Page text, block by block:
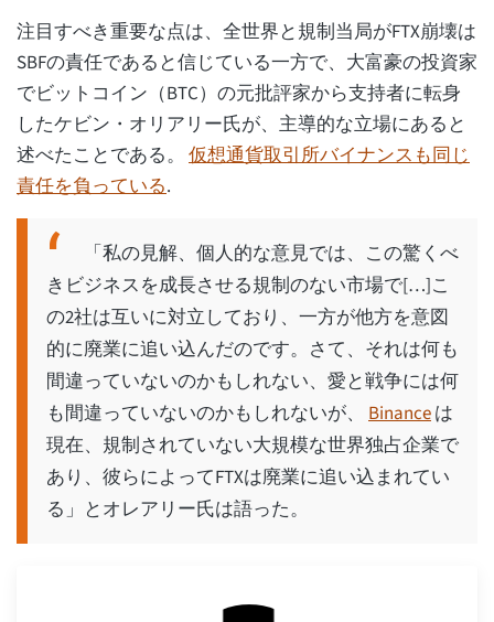
注目すべき重要な点は、全世界と規制当局がFTX崩壊は
SBFの責任であると信じている一方で、大富豪の投資家
でビットコイン（BTC）の元批評家から支持者に転身
したケビン・オリアリー氏が、主導的な立場にあると
述べたことである。 仮想通貨取引所バイナンスも同じ
責任を負っている.
「私の見解、個人的な意見では、この驚くべ
きビジネスを成長させる規制のない市場で[…]こ
の2社は互いに対立しており、一方が他方を意図
的に廃業に追い込んだのです。さて、それは何も
間違っていないのかもしれない、愛と戦争には何
も間違っていないのかもしれないが、 Binanceは
現在、規制されていない大規模な世界独占企業で
あり、彼らによってFTXは廃業に追い込まれてい
る」とオレアリー氏は語った。